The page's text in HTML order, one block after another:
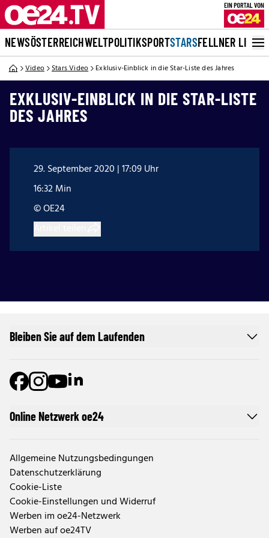
NEWSÖSTERREICHWELTPOLITIKSPORTSTARSFELLNER LIVE
Video Stars Video Exklusiv-Einblick in die Star-Liste des Jahres
EXKLUSIV-EINBLICK IN DIE STAR-LISTE
DES JAHRES
29. September 2020 | 17:09 Uhr
16:32 Min
© OE24
Online Netzwerk oe24
Allgemeine Nutzungsbedingungen
Datenschutzerklärung
Cookie-Liste
Cookie-Einstellungen und Widerruf
Werben im oe24-Netzwerk
Werben auf oe24TV
Bleiben Sie auf dem Laufenden